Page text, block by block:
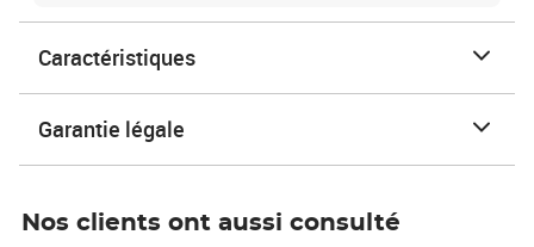
Caractéristiques
Garantie légale
Nos clients ont aussi consulté